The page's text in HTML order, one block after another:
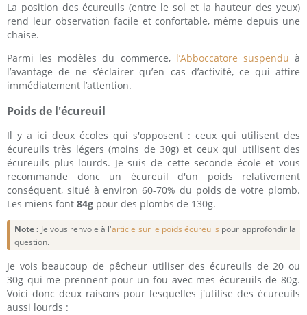
La position des écureuils (entre le sol et la hauteur des yeux)
rend leur observation facile et confortable, même depuis une
chaise.
Parmi les modèles du commerce, l’Abboccatore suspendu à
l’avantage de ne s’éclairer qu’en cas d’activité, ce qui attire
immédiatement l’attention.
Poids de l'écureuil
Il y a ici deux écoles qui s'opposent : ceux qui utilisent des
écureuils très légers (moins de 30g) et ceux qui utilisent des
écureuils plus lourds. Je suis de cette seconde école et vous
recommande donc un écureuil d'un poids relativement
conséquent, situé à environ 60-70% du poids de votre plomb.
Les miens font 84g pour des plombs de 130g.
Note : Je vous renvoie à l'article sur le poids écureuils pour approfondir la
question.
Je vois beaucoup de pêcheur utiliser des écureuils de 20 ou
30g qui me prennent pour un fou avec mes écureuils de 80g.
Voici donc deux raisons pour lesquelles j'utilise des écureuils
aussi lourds :